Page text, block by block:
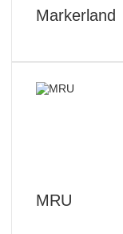
Markerland
MRU